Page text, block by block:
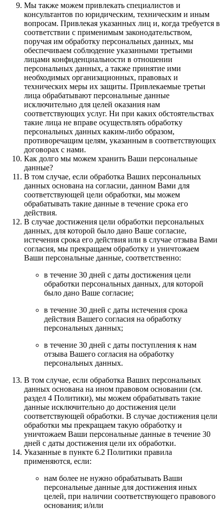
Мы также можем привлекать специалистов и
консультантов по юридическим, техническим и иным
вопросам. Привлекая указанных лиц и, когда требуется в
соответствии с применимым законодательством,
поручая им обработку персональных данных, мы
обеспечиваем соблюдение указанными третьими
лицами конфиденциальности в отношении
персональных данных, а также принятие ими
необходимых организационных, правовых и
технических меры их защиты. Привлекаемые третьи
лица обрабатывают персональные данные
исключительно для целей оказания нам
соответствующих услуг. Ни при каких обстоятельствах
такие лица не вправе осуществлять обработку
персональных данных каким-либо образом,
противоречащим целям, указанным в соответствующих
договорах с нами.
Как долго мы можем хранить Ваши персональные
данные?
В том случае, если обработка Ваших персональных
данных основана на согласии, данном Вами для
соответствующей цели обработки, мы можем
обрабатывать такие данные в течение срока его
действия.
В случае достижения цели обработки персональных
данных, для которой было дано Ваше согласие,
истечения срока его действия или в случае отзыва Вами
согласия, мы прекращаем обработку и уничтожаем
Ваши персональные данные, соответственно:
в течение 30 дней с даты достижения цели
обработки персональных данных, для которой
было дано Ваше согласие;
в течение 30 дней с даты истечения срока
действия Вашего согласия на обработку
персональных данных;
в течение 30 дней с даты поступления к нам
отзыва Вашего согласия на обработку
персональных данных.
В том случае, если обработка Ваших персональных
данных основана на ином правовом основании (см.
раздел 4 Политики), мы можем обрабатывать такие
данные исключительно до достижения цели
соответствующей обработки. В случае достижения цели
обработки мы прекращаем такую обработку и
уничтожаем Ваши персональные данные в течение 30
дней с даты достижения цели их обработки.
Указанные в пункте 6.2 Политики правила
применяются, если:
нам более не нужно обрабатывать Ваши
персональные данные для достижения иных
целей, при наличии соответствующего правового
основания; и/или